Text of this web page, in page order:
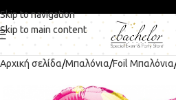
Skip to navigation
Skip to main content
Αρχική σελίδα Μπαλόνια Foil Μπαλόνια